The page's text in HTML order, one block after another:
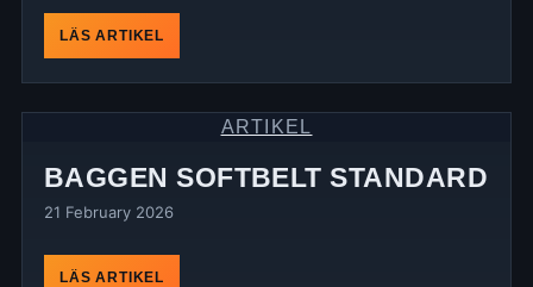
LÄS ARTIKEL
ARTIKEL
BAGGEN SOFTBELT STANDARD
21 February 2026
LÄS ARTIKEL